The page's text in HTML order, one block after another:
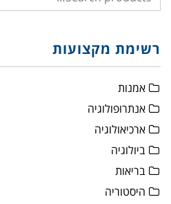
רשימת מקצועות
אמנות
אנתרופולוגיה
ארכיאולוגיה
ביולוגיה
בריאות
היסטוריה